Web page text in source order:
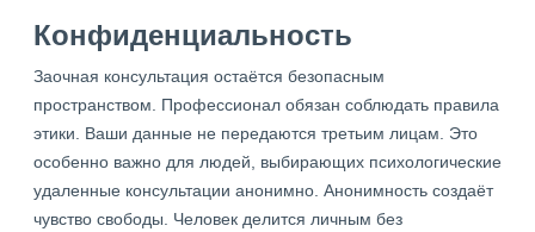
Конфиденциальность
Заочная консультация остаётся безопасным
пространством. Профессионал обязан соблюдать правила
этики. Ваши данные не передаются третьим лицам. Это
особенно важно для людей, выбирающих психологические
удаленные консультации анонимно. Анонимность создаёт
чувство свободы. Человек делится личным без